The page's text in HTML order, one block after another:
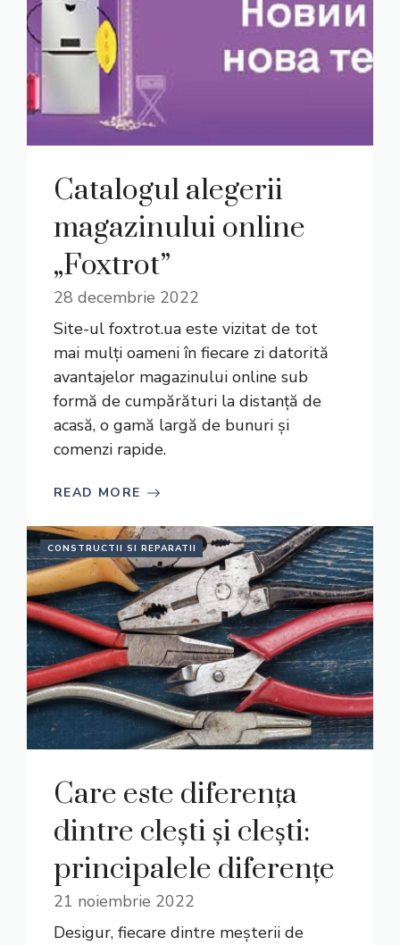
Catalogul alegerii
magazinului online
„Foxtrot”
28 decembrie 2022
Site-ul foxtrot.ua este vizitat de tot
mai mulți oameni în fiecare zi datorită
avantajelor magazinului online sub
formă de cumpărături la distanță de
acasă, o gamă largă de bunuri și
comenzi rapide.
READ MORE
CONSTRUCTII SI REPARATII
Care este diferența
dintre clești și clești:
principalele diferențe
21 noiembrie 2022
Desigur, fiecare dintre meșterii de